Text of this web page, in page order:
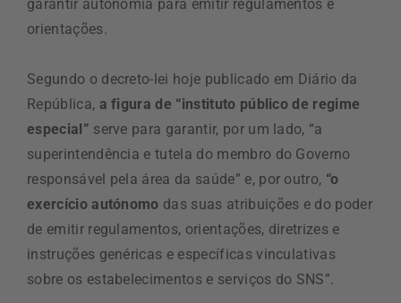
garantir autonomia para emitir regulamentos e
orientações.
Segundo o decreto-lei hoje publicado em Diário da
República, a figura de “instituto público de regime
especial” serve para garantir, por um lado, “a
superintendência e tutela do membro do Governo
responsável pela área da saúde” e, por outro, “o
exercício autónomo das suas atribuições e do poder
de emitir regulamentos, orientações, diretrizes e
instruções genéricas e específicas vinculativas
sobre os estabelecimentos e serviços do SNS”.